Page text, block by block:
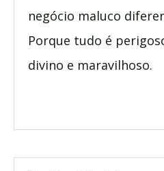
negócio maluco
Porque tudo é
divino e maravilhoso.